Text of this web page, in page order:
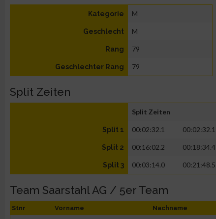
Kategorie M
Geschlecht M
Rang 79
Geschlechter Rang 79
Split Zeiten
Split Zeiten
Split 1 00:02:32.1 00:02:32.1
Split 2 00:16:02.2 00:18:34.4
Split 3 00:03:14.0 00:21:48.5
Team Saarstahl AG / 5er Team
Stnr Vorname Nachname